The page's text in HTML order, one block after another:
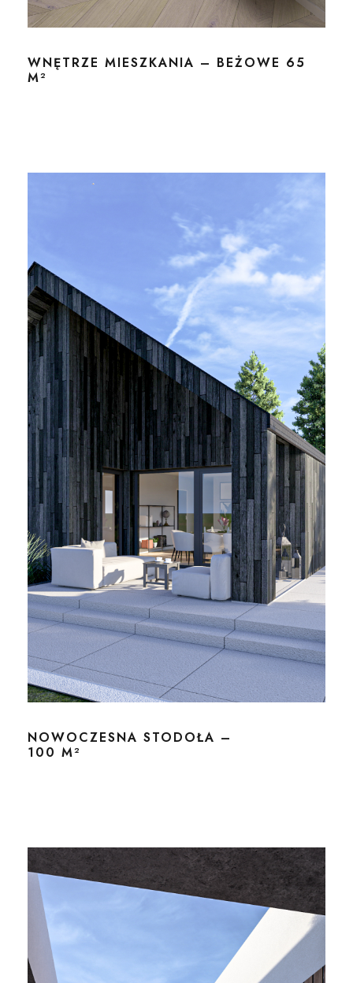
WNĘTRZE MIESZKANIA – BEŻOWE 65
M²
NOWOCZESNA STODOŁA –
100 M²